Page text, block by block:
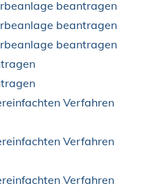
beantragen
beantragen
beantragen
Verfahren
Verfahren
Verfahren